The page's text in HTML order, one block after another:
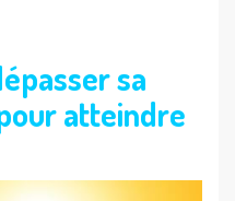
sa
atteindre